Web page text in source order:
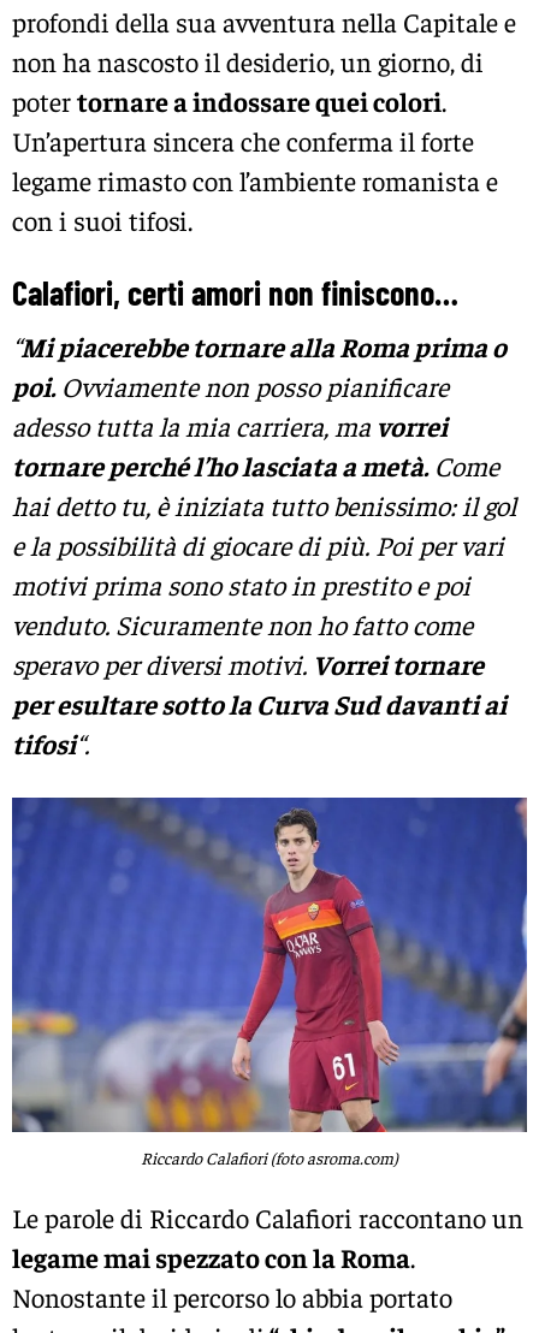
profondi della sua avventura nella Capitale e
non ha nascosto il desiderio, un giorno, di
potertornare a indossare quei colori.
Un’apertura sincera che conferma il forte
legame rimasto con l’ambiente romanista e
con i suoi tifosi.
Calafiori, certi amori non finiscono…
“Mi piacerebbe tornare alla Roma prima o
poi.Ovviamente non posso pianificare
adesso tutta la mia carriera, ma vorrei
tornare perché l’ho lasciata a metà.Come
hai detto tu, è iniziata tutto benissimo: il gol
e la possibilità di giocare di più. Poi per vari
motivi prima sono stato in prestito e poi
venduto. Sicuramente non ho fatto come
speravo per diversi motivi. Vorrei tornare
per esultare sotto la Curva Sud davanti ai
tifosi“.
Riccardo Calafiori (foto asroma.com)
Le parole di Riccardo Calafiori raccontano un
legame mai spezzato con la Roma.
Nonostante il percorso lo abbia portato